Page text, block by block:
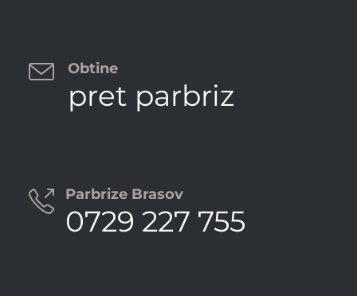
 Obtine
pret parbriz
 Parbrize Brasov
0729 227 755